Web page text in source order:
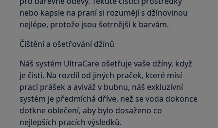
nebo kapsle na praní si rozumějí s džínovinou
nejlépe, protože jsou šetrnější k barvám.
Čištění a ošetřování džínů
Náš systém UltraCare ošetřuje vaše džíny, když
je čistí. Na rozdíl od jiných praček, které mísí
prací prášek a aviváž v bubnu, náš exkluzivní
systém je předmíchá dříve, než se voda dokonce
dotkne oblečení, aby bylo dosaženo co
nejlepších pracích výsledků.